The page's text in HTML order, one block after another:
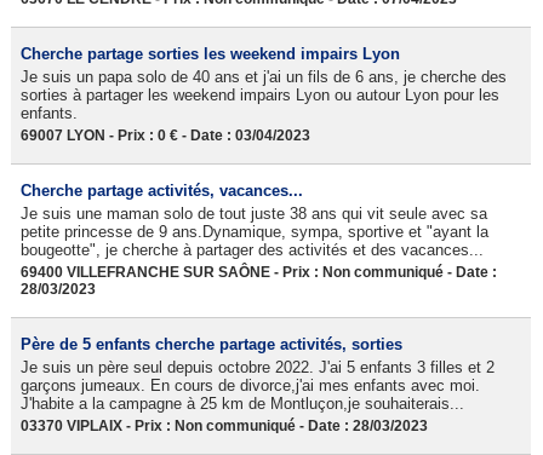
Cherche partage sorties les weekend impairs Lyon
Je suis un papa solo de 40 ans et j'ai un fils de 6 ans, je cherche des
sorties à partager les weekend impairs Lyon ou autour Lyon pour les
enfants.
69007 LYON - Prix : 0 € - Date : 03/04/2023
Cherche partage activités, vacances...
Je suis une maman solo de tout juste 38 ans qui vit seule avec sa
petite princesse de 9 ans.Dynamique, sympa, sportive et "ayant la
bougeotte", je cherche à partager des activités et des vacances...
69400 VILLEFRANCHE SUR SAÔNE - Prix : Non communiqué - Date :
28/03/2023
Père de 5 enfants cherche partage activités, sorties
Je suis un père seul depuis octobre 2022. J'ai 5 enfants 3 filles et 2
garçons jumeaux. En cours de divorce,j'ai mes enfants avec moi.
J'habite a la campagne à 25 km de Montluçon,je souhaiterais...
03370 VIPLAIX - Prix : Non communiqué - Date : 28/03/2023